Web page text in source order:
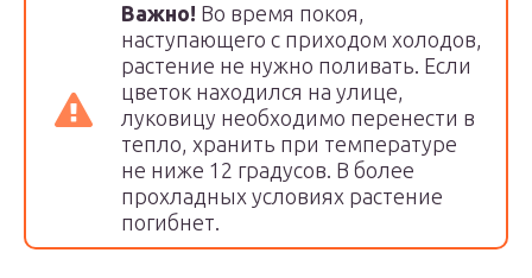
Важно! Во время покоя,
наступающего с приходом холодов,
растение не нужно поливать. Если
цветок находился на улице,
луковицу необходимо перенести в
тепло, хранить при температуре
не ниже 12 градусов. В более
прохладных условиях растение
погибнет.